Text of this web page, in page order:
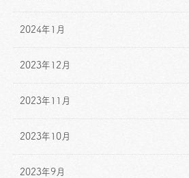
2024年1月
2023年12月
2023年11月
2023年10月
2023年9月